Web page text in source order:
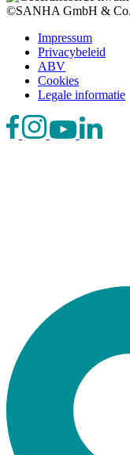
©SANHA GmbH & Co.
Impressum
Privacybeleid
ABV
Cookies
Legale informatie